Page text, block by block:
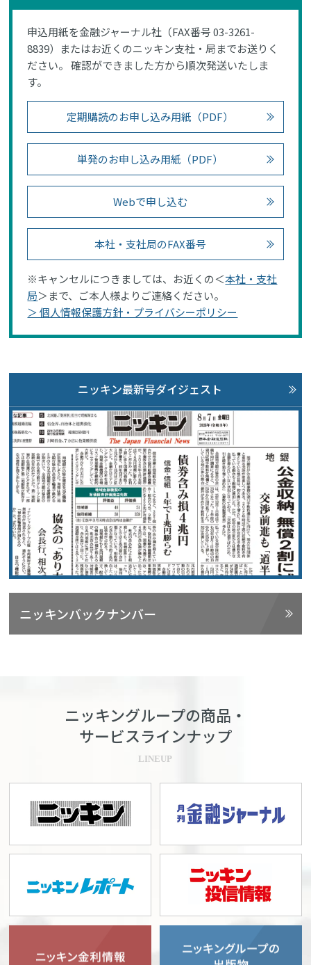
申込用紙を金融ジャーナル社（FAX番号 03-3261-
8839）またはお近くのニッキン支社・局までお送りく
ださい。 確認ができました方から順次発送いたしま
す。
定期購読のお申し込み用紙（PDF）
単発のお申し込み用紙（PDF）
Webで申し込む
本社・支社局のFAX番号
※キャンセルにつきましては、お近くの＜本社・支社
局＞まで、ご本人様よりご連絡ください。
＞ 個人情報保護方針・プライバシーポリシー
ニッキン最新号ダイジェスト
ニッキンバックナンバー
ニッキングループの商品・
サービスラインナップ
LINEUP